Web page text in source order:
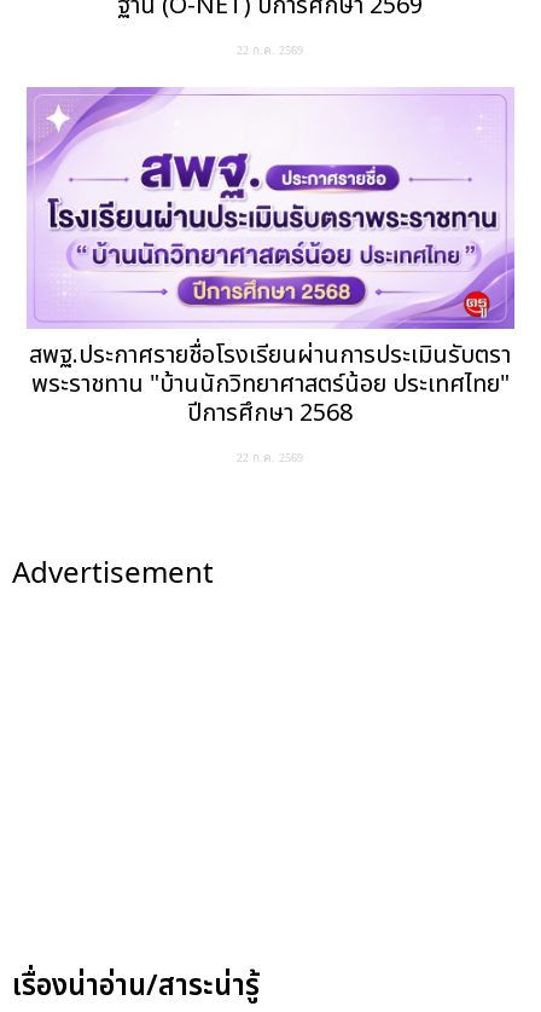
22 ก.ค. 2569
สพฐ.ประกาศรายชื่อโรงเรียนผ่านการประเมินรับตรา
พระราชทาน "บ้านนักวิทยาศาสตร์น้อย ประเทศไทย"
ปีการศึกษา 2568
22 ก.ค. 2569
Advertisement
เรื่องน่าอ่าน/สาระน่ารู้